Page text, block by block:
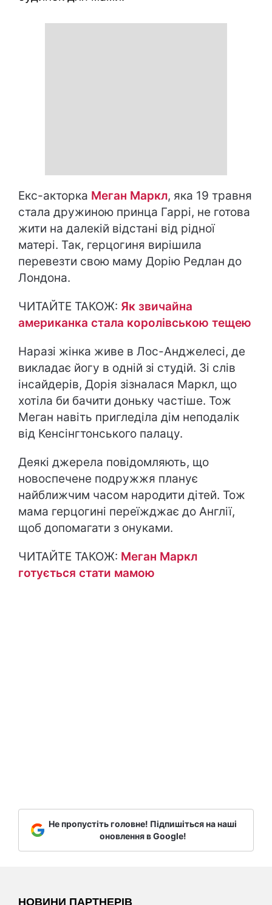
Екс-акторка Меган Маркл, яка 19 травня
стала дружиною принца Гаррі, не готова
жити на далекій відстані від рідної
матері. Так, герцогиня вирішила
перевезти свою маму Дорію Редлан до
Лондона.
ЧИТАЙТЕ ТАКОЖ: Як звичайна
американка стала королівською тещею
Наразі жінка живе в Лос-Анджелесі, де
викладає йогу в одній зі студій. Зі слів
інсайдерів, Дорія зізналася Маркл, що
хотіла би бачити доньку частіше. Тож
Меган навіть пригледіла дім неподалік
від Кенсінгтонського палацу.
Деякі джерела повідомляють, що
новоспечене подружжя планує
найближчим часом народити дітей. Тож
мама герцогині переїжджає до Англії,
щоб допомагати з онуками.
ЧИТАЙТЕ ТАКОЖ: Меган Маркл
готується стати мамою
Не пропустіть головне! Підпишіться на наші
оновлення в Google!